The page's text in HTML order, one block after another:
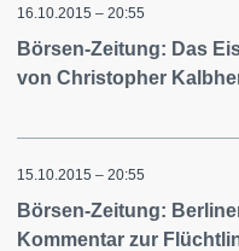
16.10.2015 – 20:55
Börsen-Zeitung: Das
von Christopher
15.10.2015 – 20:55
Börsen-Zeitung:
Kommentar zur